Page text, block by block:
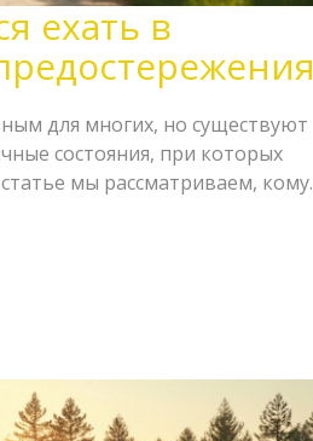
ехать в
для многих, но существуют
состояния, при которых
мы рассматриваем, кому
для улучшения своего